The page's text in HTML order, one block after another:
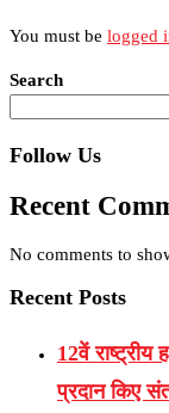
You must be logged
Search
Follow Us
Recent
No comments to
Recent Posts
12वें राष्ट्रीय
प्रदान किए